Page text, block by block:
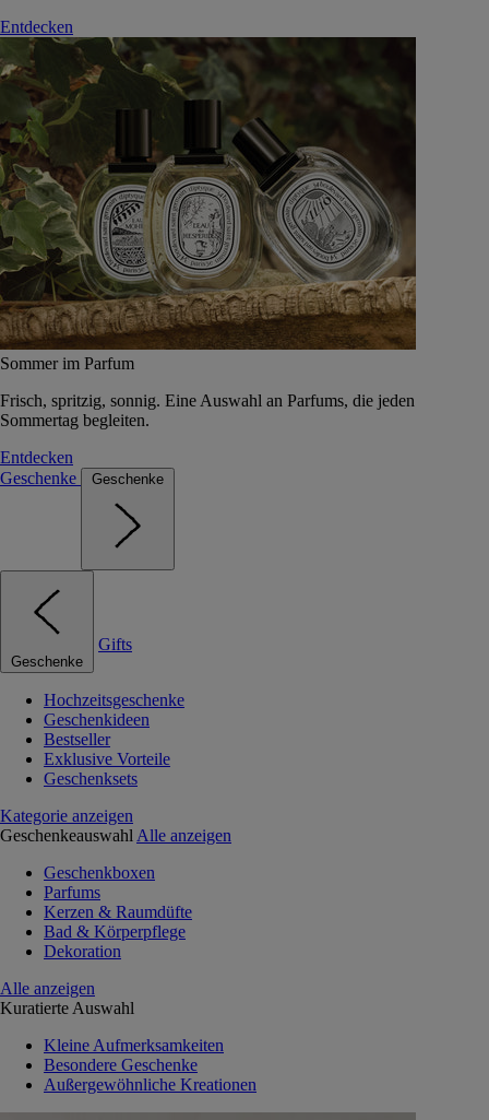
Entdecken
Sommer im Parfum
Frisch, spritzig, sonnig. Eine Auswahl an Parfums, die jeden
Sommertag begleiten.
Entdecken
Geschenke
Geschenke
Geschenke
Gifts
Hochzeitsgeschenke
Geschenkideen
Bestseller
Exklusive Vorteile
Geschenksets
Kategorie anzeigen
Geschenkeauswahl Alle anzeigen
Geschenkboxen
Parfums
Kerzen & Raumdüfte
Bad & Körperpflege
Dekoration
Alle anzeigen
Kuratierte Auswahl
Kleine Aufmerksamkeiten
Besondere Geschenke
Außergewöhnliche Kreationen